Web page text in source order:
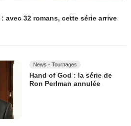
avec 32 romans, cette série arrive
News - Tournages
Hand of God : la série de
Ron Perlman annulée